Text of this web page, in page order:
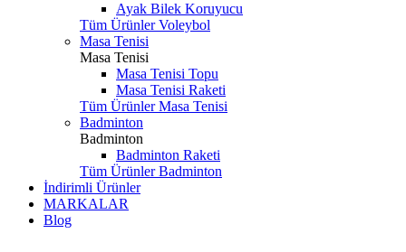
Ayak Bilek Koruyucu
Tüm Ürünler Voleybol
Masa Tenisi
Masa Tenisi
Masa Tenisi Topu
Masa Tenisi Raketi
Tüm Ürünler Masa Tenisi
Badminton
Badminton
Badminton Raketi
Tüm Ürünler Badminton
İndirimli Ürünler
MARKALAR
Blog